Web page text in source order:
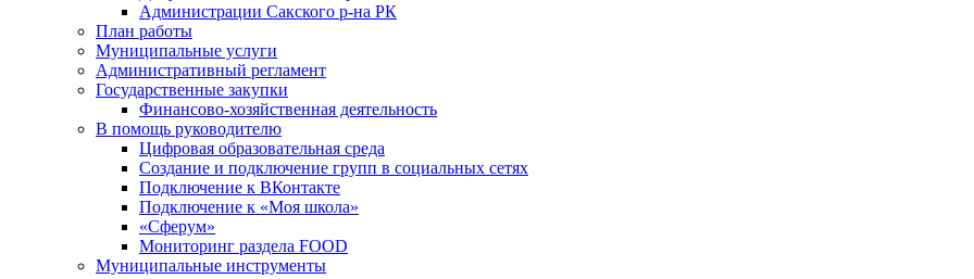
Администрации Сакского р-на РК
План работы
Муниципальные услуги
Административный регламент
Государственные закупки
Финансово-хозяйственная деятельность
В помощь руководителю
Цифровая образовательная среда
Создание и подключение групп в социальных сетях
Подключение к ВКонтакте
Подключение к «Моя школа»
«Сферум»
Мониторинг раздела FOOD
Муниципальные инструменты